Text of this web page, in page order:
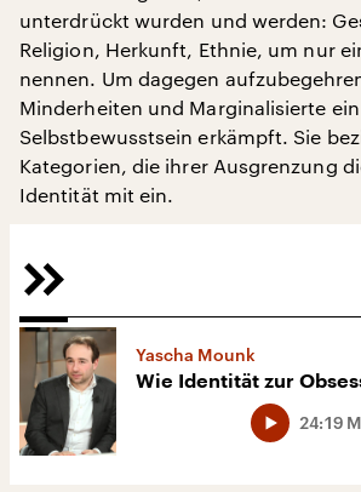
unterdrückt wurden und werden:
Religion, Herkunft, Ethnie, um nur
nennen. Um dagegen
Minderheiten und Marginalisierte
Selbstbewusstsein erkämpft. Sie
Kategorien, die ihrer Ausgrenzung
Identität mit ein.
Yascha Mounk
Wie Identität zur
24:19